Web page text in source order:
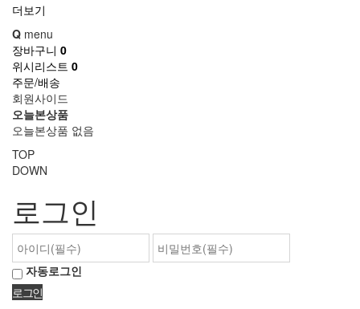
더보기
Q menu
장바구니 0
위시리스트 0
주문/배송
회원사이드
오늘본상품
오늘본상품 없음
TOP
DOWN
로그인
자동로그인